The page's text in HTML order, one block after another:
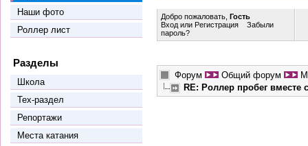
Наши фото
Роллер лист
Разделы
Школа
Тех-раздел
Репортажи
Места катания
Добро пожаловать,Гость
Входили Регистрация
Забыли
пароль?
Форум Общий форум
RE: Роллер пробег